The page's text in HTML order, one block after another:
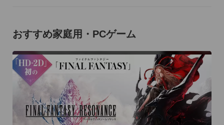
おすすめ家庭用・PCゲーム